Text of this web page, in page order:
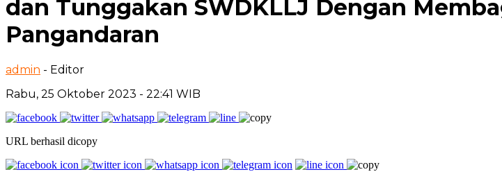
dan Tunggakan SWDKLLJ Dengan
Pangandaran
admin - Editor
Rabu, 25 Oktober 2023 - 22:41 WIB
URL berhasil dicopy